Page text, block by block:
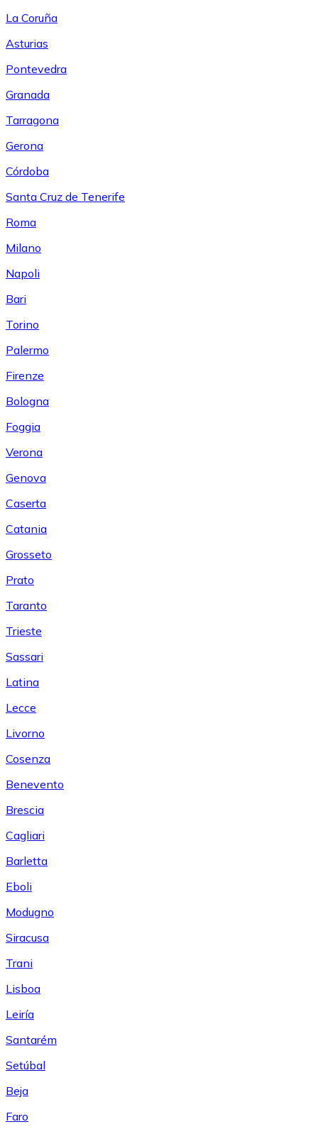
La Coruña
Asturias
Pontevedra
Granada
Tarragona
Gerona
Córdoba
Santa Cruz de Tenerife
Roma
Milano
Napoli
Bari
Torino
Palermo
Firenze
Bologna
Foggia
Verona
Genova
Caserta
Catania
Grosseto
Prato
Taranto
Trieste
Sassari
Latina
Lecce
Livorno
Cosenza
Benevento
Brescia
Cagliari
Barletta
Eboli
Modugno
Siracusa
Trani
Lisboa
Leiría
Santarém
Setúbal
Beja
Faro